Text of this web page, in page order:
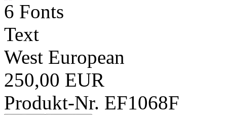
6 Fonts
Text
West European
250,00 EUR
Produkt-Nr. EF1068F